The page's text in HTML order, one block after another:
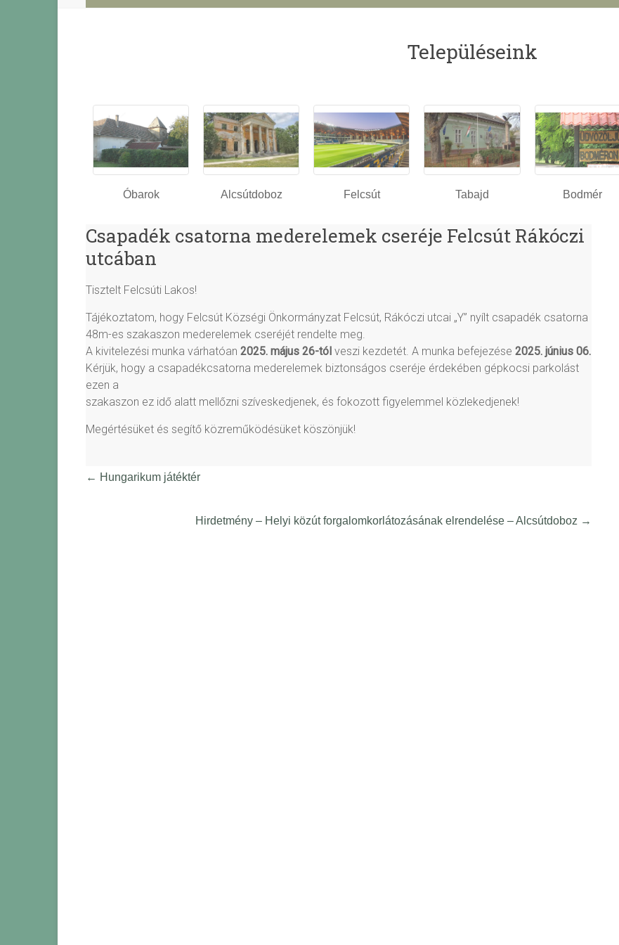
Településeink
Óbarok Alcsútdoboz Felcsút Tabajd Bodmér
Csapadék csatorna mederelemek cseréje Felcsút Rákóczi
utcában
Tisztelt Felcsúti Lakos!
Tájékoztatom, hogy Felcsút Községi Önkormányzat Felcsút, Rákóczi utcai „Y” nyílt csapadék csatorna
48m-es szakaszon mederelemek cseréjét rendelte meg.
A kivitelezési munka várhatóan 2025. május 26-tól veszi kezdetét. A munka befejezése 2025. június 06.
Kérjük, hogy a csapadékcsatorna mederelemek biztonságos cseréje érdekében gépkocsi parkolást
ezen a
szakaszon ez idő alatt mellőzni szíveskedjenek, és fokozott figyelemmel közlekedjenek!
Megértésüket és segítő közreműködésüket köszönjük!
← Hungarikum játéktér
Hirdetmény – Helyi közút forgalomkorlátozásának elrendelése – Alcsútdoboz →